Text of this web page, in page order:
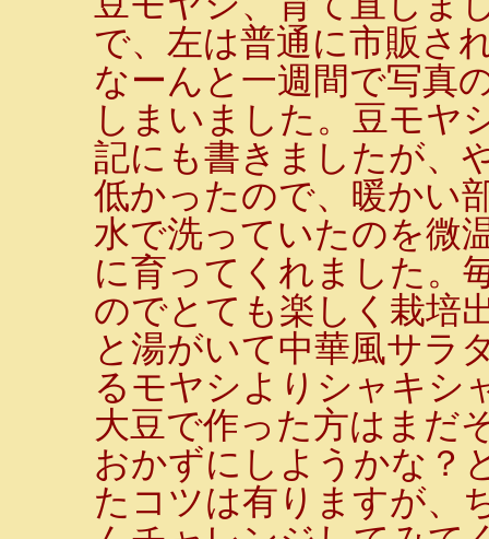
で、左は普通に市販さ
なーんと一週間で写真
しまいました。豆モヤ
記にも書きましたが、
低かったので、暖かい
水で洗っていたのを微
に育ってくれました。
のでとても楽しく栽培
と湯がいて中華風サラ
るモヤシよりシャキシ
大豆で作った方はまだ
おかずにしようかな？
たコツは有りますが、